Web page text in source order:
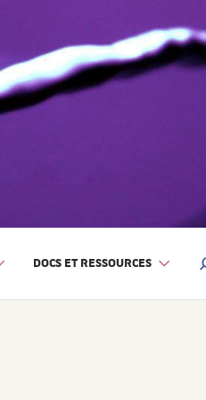
DOCS ET RESSOURCES